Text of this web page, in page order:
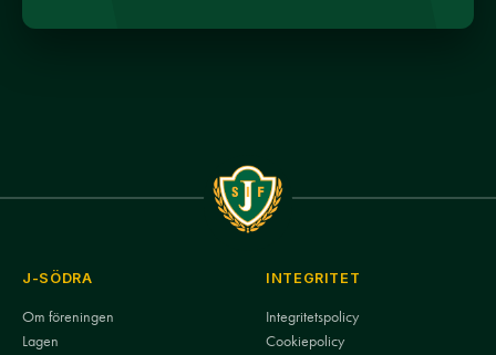
J-SÖDRA
Om föreningen
Lagen
INTEGRITET
Integritetspolicy
Cookiepolicy